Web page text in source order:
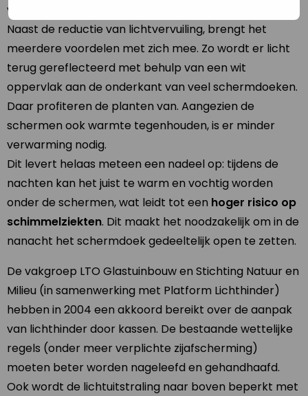
verschillende vormen van afscherming gebruikt.
Naast de reductie van lichtvervuiling, brengt het
meerdere voordelen met zich mee. Zo wordt er licht
terug gereflecteerd met behulp van een wit
oppervlak aan de onderkant van veel schermdoeken.
Daar profiteren de planten van. Aangezien de
schermen ook warmte tegenhouden, is er minder
verwarming nodig.
Dit levert helaas meteen een nadeel op: tijdens de
nachten kan het juist te warm en vochtig worden
onder de schermen, wat leidt tot een hoger risico op
schimmelziekten. Dit maakt het noodzakelijk om in de
nanacht het schermdoek gedeeltelijk open te zetten.
De vakgroep LTO Glastuinbouw en Stichting Natuur en
Milieu (in samenwerking met Platform Lichthinder)
hebben in 2004 een akkoord bereikt over de aanpak
van lichthinder door kassen. De bestaande wettelijke
regels (onder meer verplichte zijafscherming)
moeten beter worden nageleefd en gehandhaafd.
Ook wordt de lichtuitstraling naar boven beperkt met